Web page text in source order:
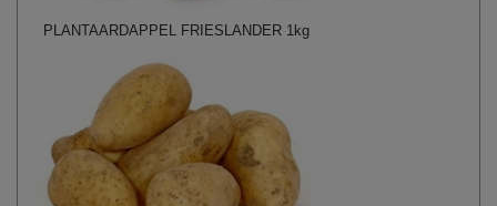
PLANTAARDAPPEL FRIESLANDER 1kg